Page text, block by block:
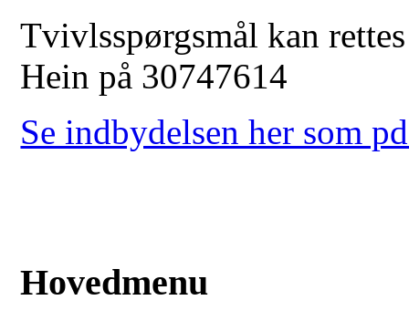
Tvivlsspørgsmål kan
Hein på 30747614
Se indbydelsen her som
Hovedmenu